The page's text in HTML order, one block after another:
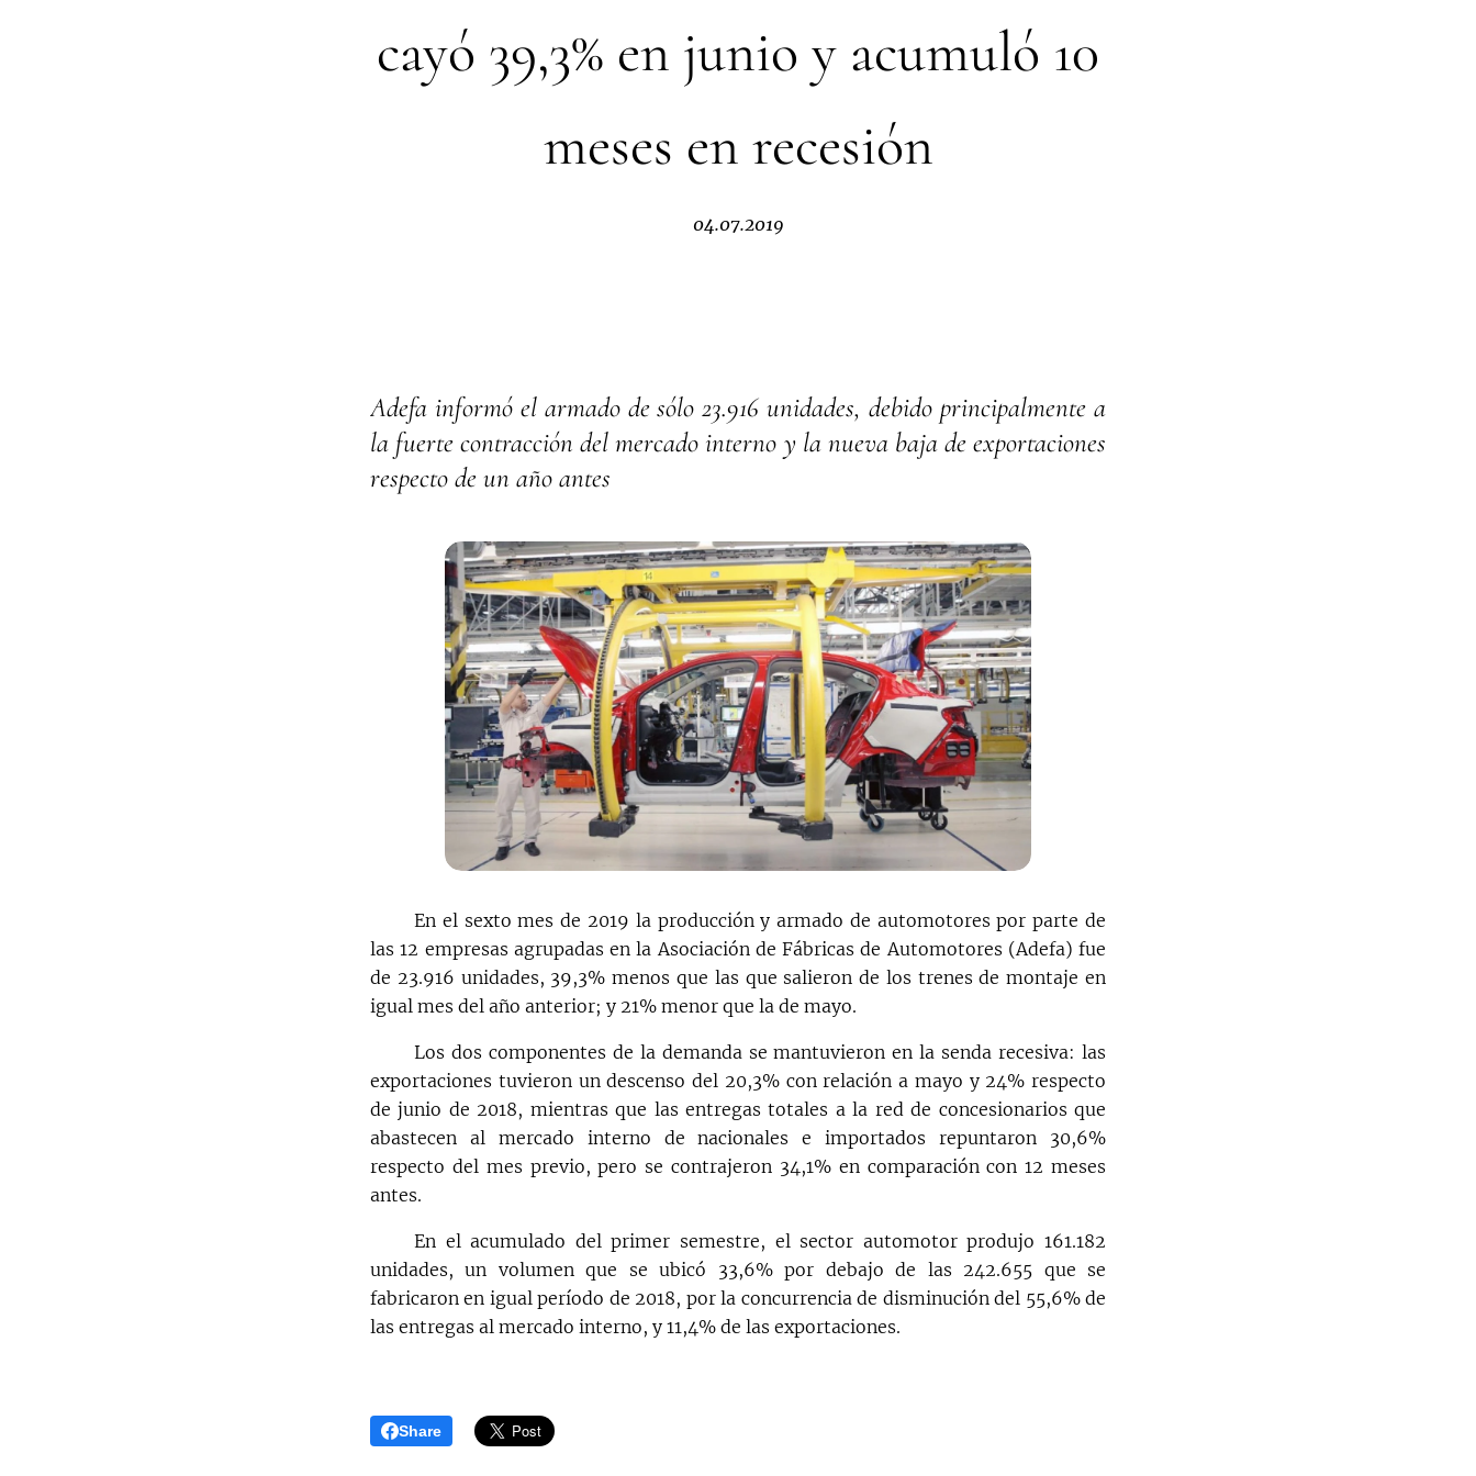
cayó 39,3% en junio y acumuló 10
meses en recesión
04.07.2019
Adefa informó el armado de sólo 23.916 unidades, debido principalmente a
la fuerte contracción del mercado interno y la nueva baja de exportaciones
respecto de un año antes
En el sexto mes de 2019 la producción y armado de automotores por parte de
las 12 empresas agrupadas en la Asociación de Fábricas de Automotores (Adefa) fue
de 23.916 unidades, 39,3% menos que las que salieron de los trenes de montaje en
igual mes del año anterior; y 21% menor que la de mayo.
Los dos componentes de la demanda se mantuvieron en la senda recesiva: las
exportaciones tuvieron un descenso del 20,3% con relación a mayo y 24% respecto
de junio de 2018, mientras que las entregas totales a la red de concesionarios que
abastecen al mercado interno de nacionales e importados repuntaron 30,6%
respecto del mes previo, pero se contrajeron 34,1% en comparación con 12 meses
antes.
En el acumulado del primer semestre, el sector automotor produjo 161.182
unidades, un volumen que se ubicó 33,6% por debajo de las 242.655 que se
fabricaron en igual período de 2018, por la concurrencia de disminución del 55,6% de
las entregas al mercado interno, y 11,4% de las exportaciones.
Share